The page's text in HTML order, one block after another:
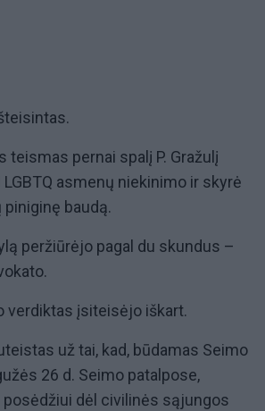
teismas pernai spalį P. Gražulį
asmenų niekinimo ir skyrė
baudą.
peržiūrėjo pagal du skundus –
verdiktas įsiteisėjo iškart.
už tai, kad, būdamas Seimo
26 d. Seimo patalpose,
dėl civilinės sąjungos